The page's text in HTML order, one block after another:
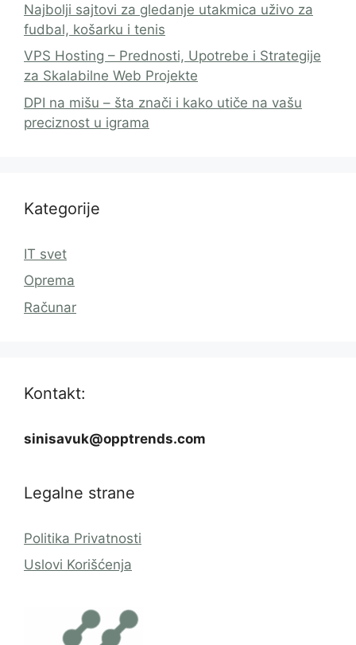
Najbolji sajtovi za gledanje utakmica uživo za
fudbal, košarku i tenis
VPS Hosting – Prednosti, Upotrebe i Strategije
za Skalabilne Web Projekte
DPI na mišu – šta znači i kako utiče na vašu
preciznost u igrama
Kategorije
IT svet
Oprema
Računar
Kontakt:
sinisavuk@opptrends.com
Legalne strane
Politika Privatnosti
Uslovi Korišćenja